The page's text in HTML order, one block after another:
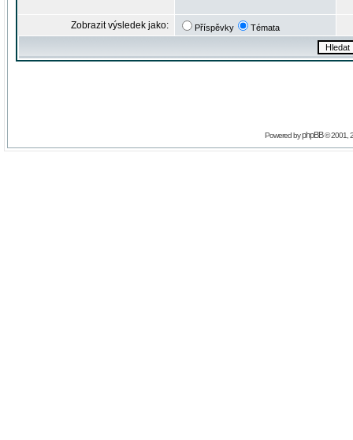
Zobrazit výsledek jako: Příspěvky Témata
Powered byphpBB© 2001,